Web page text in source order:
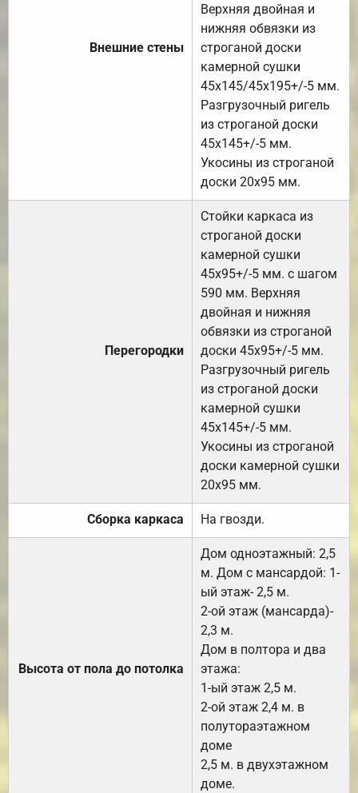
Внешние стены
Верхняя двойная и
нижняя обвязки из
строганой доски
камерной сушки
45х145/45х195+/-5 мм.
Разгрузочный ригель
из строганой доски
45х145+/-5 мм.
Укосины из строганой
доски 20х95 мм.
Перегородки
Стойки каркаса из
строганой доски
камерной сушки
45х95+/-5 мм. с шагом
590 мм. Верхняя
двойная и нижняя
обвязки из строганой
доски 45х95+/-5 мм.
Разгрузочный ригель
из строганой доски
камерной сушки
45х145+/-5 мм.
Укосины из строганой
доски камерной сушки
20х95 мм.
Сборка каркаса На гвозди.
Высота от пола до потолка
Дом одноэтажный: 2,5
м. Дом с мансардой: 1-
ый этаж- 2,5 м.
2-ой этаж (мансарда)-
2,3 м.
Дом в полтора и два
этажа:
1-ый этаж 2,5 м.
2-ой этаж 2,4 м. в
полутораэтажном
доме
2,5 м. в двухэтажном
доме.